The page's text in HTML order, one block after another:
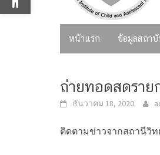
หน้าแรก ข้อมูลสถา
ถ่ายทอดสดราย
ธันวาคม 18, 2020
ติดตามข่าวจากสถานีวิท